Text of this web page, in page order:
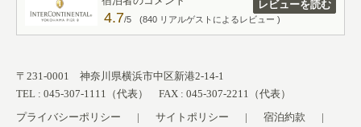
4.7/5 (840 リアルゲストによるレビュー )
レビューを読む
〒231-0001 神奈川県横浜市中区新港2-14-1
TEL : 045-307-1111（代表） FAX : 045-307-2211（代表）
プライバシーポリシー
サイトポリシー
宿泊約款